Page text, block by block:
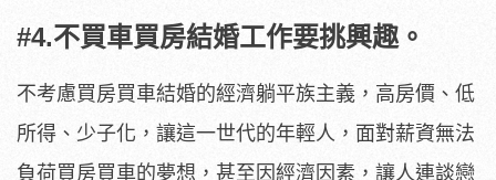
#4.不買車買房結婚工作要挑興趣。
不考慮買房買車結婚的經濟躺平族主義，高房價、低
所得、少子化，讓這一世代的年輕人，面對薪資無法
負荷買房買車的夢想，甚至因經濟因素，讓人連談戀